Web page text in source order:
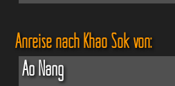
Anreise nach Khao Sok von:
Ao Nang